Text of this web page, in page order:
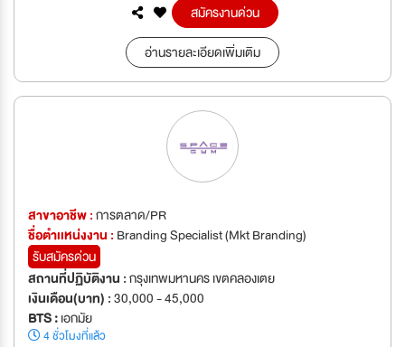
สมัครงานด่วน
อ่านรายละเอียดเพิ่มเติม
สาขาอาชีพ :การตลาด/PR
ชื่อตำเเหน่งงาน : Branding Specialist (Mkt Branding)
รับสมัครด่วน
สถานที่ปฏิบัติงาน :กรุงเทพมหานคร เขตคลองเตย
เงินเดือน(บาท) :30,000 - 45,000
BTS :เอกมัย
4 ชั่วโมงที่แล้ว